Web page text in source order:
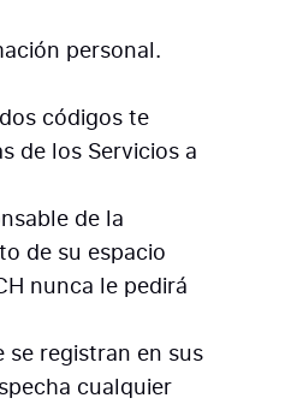
personal.
códigos te
de los Servicios a
de la
de su espacio
nunca le pedirá
se registran en sus
cualquier